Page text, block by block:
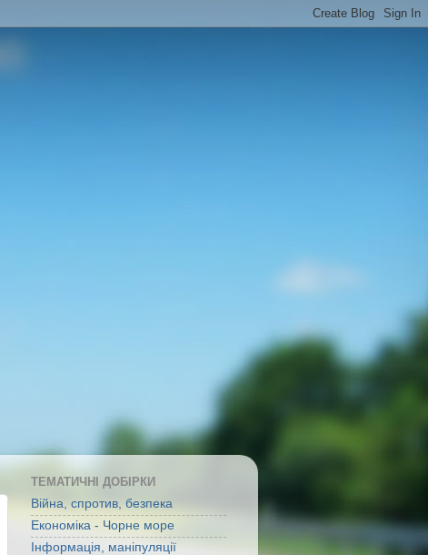
ТЕМАТИЧНІ ДОБІРКИ
Війна, спротив, безпека
Економіка - Чорне море
Інформація, маніпуляції